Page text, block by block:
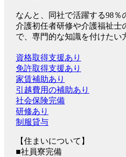
なんと、同社で活躍する98％
介護初任者研修や介護福祉士
で、専門的な知識を付けた
資格取得支援あり
免許取得支援あり
家賃補助あり
引越費用の補助あり
社会保険完備
研修あり
制服貸与
【住まいについて】
■社員寮完備